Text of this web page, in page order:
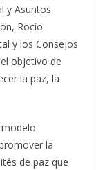
y Asuntos
Rocío
y los Consejos
objetivo de
la paz, la
la
de paz que